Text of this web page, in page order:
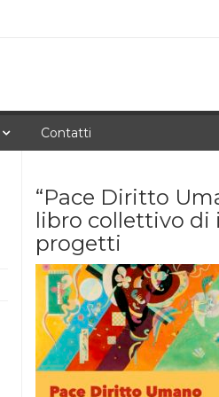
Contatti
“Pace Diritto
libro collettivo di
progetti